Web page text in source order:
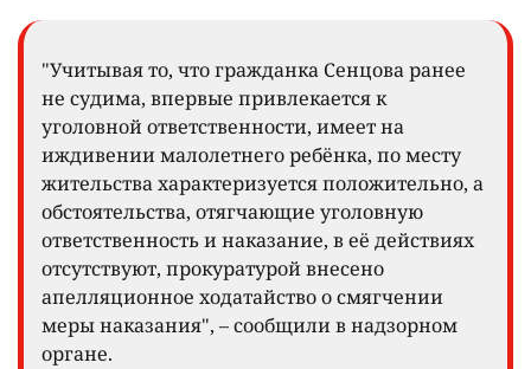
"Учитывая то, что гражданка Сенцова ранее
не судима, впервые привлекается к
уголовной ответственности, имеет на
иждивении малолетнего ребёнка, по месту
жительства характеризуется положительно, а
обстоятельства, отягчающие уголовную
ответственность и наказание, в её действиях
отсутствуют, прокуратурой внесено
апелляционное ходатайство о смягчении
меры наказания", – сообщили в надзорном
органе.